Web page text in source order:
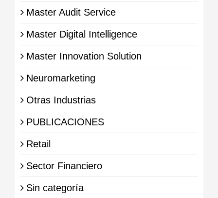
Master Audit Service
Master Digital Intelligence
Master Innovation Solution
Neuromarketing
Otras Industrias
PUBLICACIONES
Retail
Sector Financiero
Sin categoría